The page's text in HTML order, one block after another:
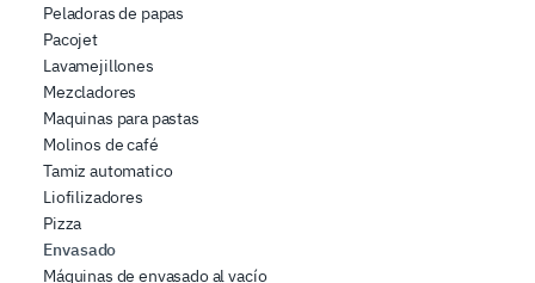
Peladoras de papas
Pacojet
Lavamejillones
Mezcladores
Maquinas para pastas
Molinos de café
Tamiz automatico
Liofilizadores
Pizza
Envasado
Máquinas de envasado al vacío